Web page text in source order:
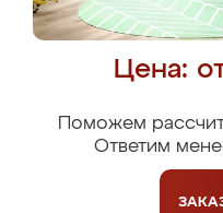
Цена:
Поможем
Ответим